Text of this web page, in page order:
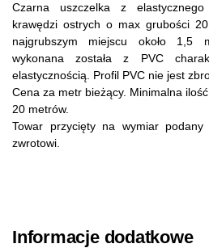
Czarna uszczelka z
krawędzi ostrych o max grubości
najgrubszym miejscu około 1,5
wykonana została z PVC
elastycznością. Profil PVC nie jest
Cena za metr bieżący. Minimalna
20 metrów.
Towar przycięty na wymiar
zwrotowi.
Informacje dodatkowe